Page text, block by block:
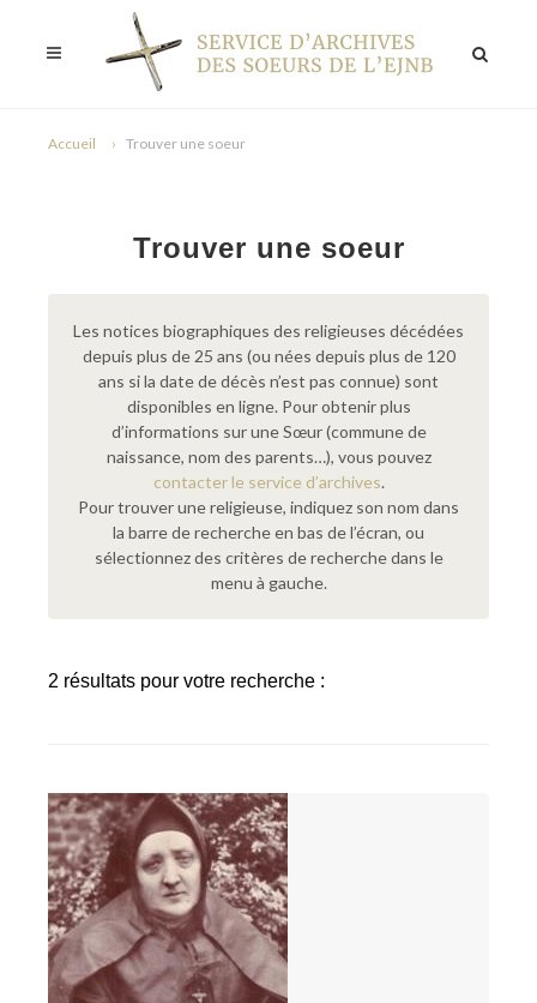
Accueil Trouver une soeur
Trouver une soeur
Les notices biographiques des religieuses décédées
depuis plus de 25 ans (ou nées depuis plus de 120
ans si la date de décès n’est pas connue) sont
disponibles en ligne. Pour obtenir plus
d’informations sur une Sœur (commune de
naissance, nom des parents…), vous pouvez
contacter le service d’archives.
Pour trouver une religieuse, indiquez son nom dans
la barre de recherche en bas de l’écran, ou
sélectionnez des critères de recherche dans le
menu à gauche.
2 résultats pour votre recherche :